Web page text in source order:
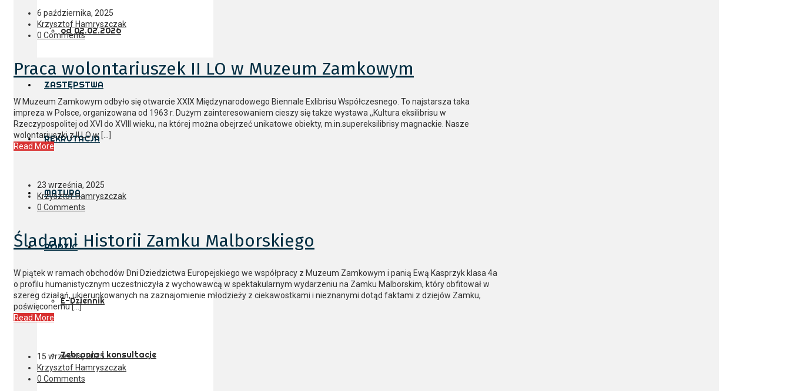
od 02.02.2026
ZASTĘPSTWA
REKRUTACJA
MATURA
RODZIC
E-Dziennik
Zebrania i konsultacje
6 października, 2025
Krzysztof Hamryszczak
0 Comments
Praca wolontariuszek II LO w Muzeum Zamkowym
W Muzeum Zamkowym odbyło się otwarcie XXIX Międzynarodowego Biennale Exlibrisu Współczesnego. To najstarsza taka
impreza w Polsce, organizowana od 1963 r. Dużym zainteresowaniem cieszy się także wystawa ,,Kultura eksilibrisu w
Rzeczypospolitej od XVI do XVIII wieku, na której można obejrzeć unikatowe obiekty, m.in.supereksilibrisy magnackie. Nasze
wolontariuszki z II LO w […]
Read More
23 września, 2025
Krzysztof Hamryszczak
0 Comments
Śladami Historii Zamku Malborskiego
W piątek w ramach obchodów Dni Dziedzictwa Europejskiego we współpracy z Muzeum Zamkowym i panią Ewą Kasprzyk klasa 4a
o profilu humanistycznym uczestniczyła z wychowawcą w spektakularnym wydarzeniu na Zamku Malborskim, który obfitował w
szereg działań, ukierunkowanych na zaznajomienie młodzieży z ciekawostkami i nieznanymi dotąd faktami z dziejów Zamku,
poświęconemu […]
Read More
15 września, 2025
Krzysztof Hamryszczak
0 Comments